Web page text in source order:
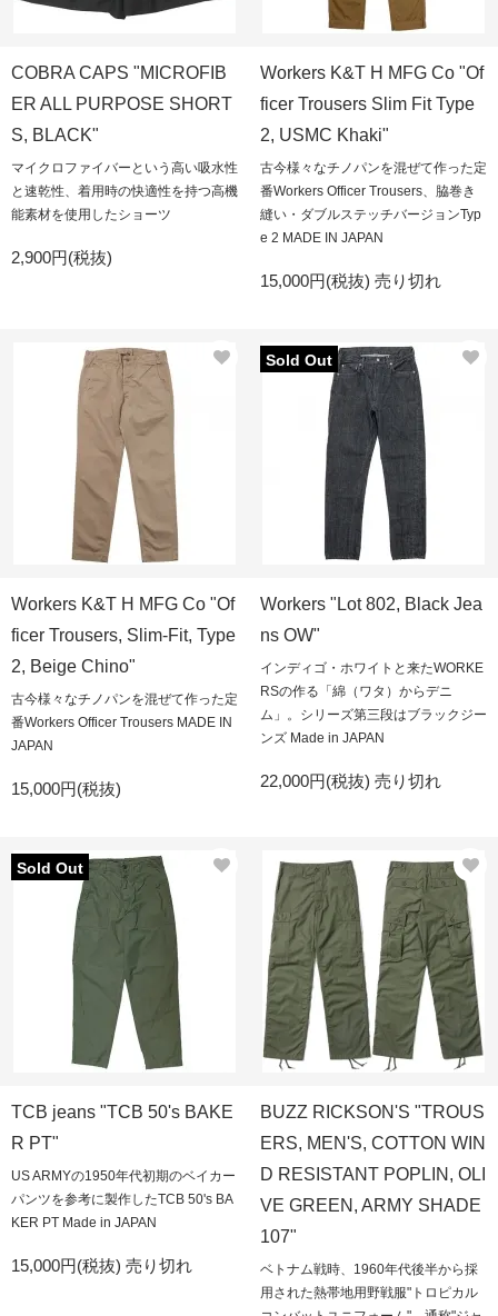
COBRA CAPS "MICROFIB
ER ALL PURPOSE SHORT
S, BLACK"
マイクロファイバーという高い吸水性
と速乾性、着用時の快適性を持つ高機
能素材を使用したショーツ
2,900円(税抜)
Workers K&T H MFG Co "Of
ficer Trousers Slim Fit Type
2, USMC Khaki"
古今様々なチノパンを混ぜて作った定
番Workers Officer Trousers、脇巻き
縫い・ダブルステッチバージョンTyp
e 2 MADE IN JAPAN
15,000円(税抜) 売り切れ
Workers K&T H MFG Co "Of
ficer Trousers, Slim-Fit, Type
2, Beige Chino"
古今様々なチノパンを混ぜて作った定
番Workers Officer Trousers MADE IN
JAPAN
15,000円(税抜)
Sold Out
Workers "Lot 802, Black Jea
ns OW"
インディゴ・ホワイトと来たWORKE
RSの作る「綿（ワタ）からデニ
ム」。シリーズ第三段はブラックジー
ンズ Made in JAPAN
22,000円(税抜) 売り切れ
Sold Out
TCB jeans "TCB 50's BAKE
R PT"
US ARMYの1950年代初期のベイカー
パンツを参考に製作したTCB 50's BA
KER PT Made in JAPAN
15,000円(税抜) 売り切れ
BUZZ RICKSON'S "TROUS
ERS, MEN'S, COTTON WIN
D RESISTANT POPLIN, OLI
VE GREEN, ARMY SHADE
107"
ベトナム戦時、1960年代後半から採
用された熱帯地用野戦服"トロピカル